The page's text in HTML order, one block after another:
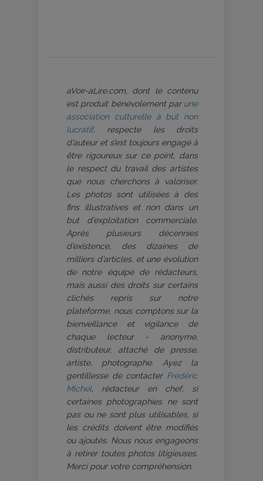
aVoir-aLire.com, dont le contenu
est produit bénévolement par une
association culturelle à but non
lucratif, respecte les droits
d’auteur et s’est toujours engagé à
être rigoureux sur ce point, dans
le respect du travail des artistes
que nous cherchons à valoriser.
Les photos sont utilisées à des
fins illustratives et non dans un
but d’exploitation commerciale.
Après plusieurs décennies
d’existence, des dizaines de
milliers d’articles, et une évolution
de notre équipe de rédacteurs,
mais aussi des droits sur certains
clichés repris sur notre
plateforme, nous comptons sur la
bienveillance et vigilance de
chaque lecteur - anonyme,
distributeur, attaché de presse,
artiste, photographe. Ayez la
gentillesse de contacter Frédéric
Michel, rédacteur en chef, si
certaines photographies ne sont
pas ou ne sont plus utilisables, si
les crédits doivent être modifiés
ou ajoutés. Nous nous engageons
à retirer toutes photos litigieuses.
Merci pour votre compréhension.